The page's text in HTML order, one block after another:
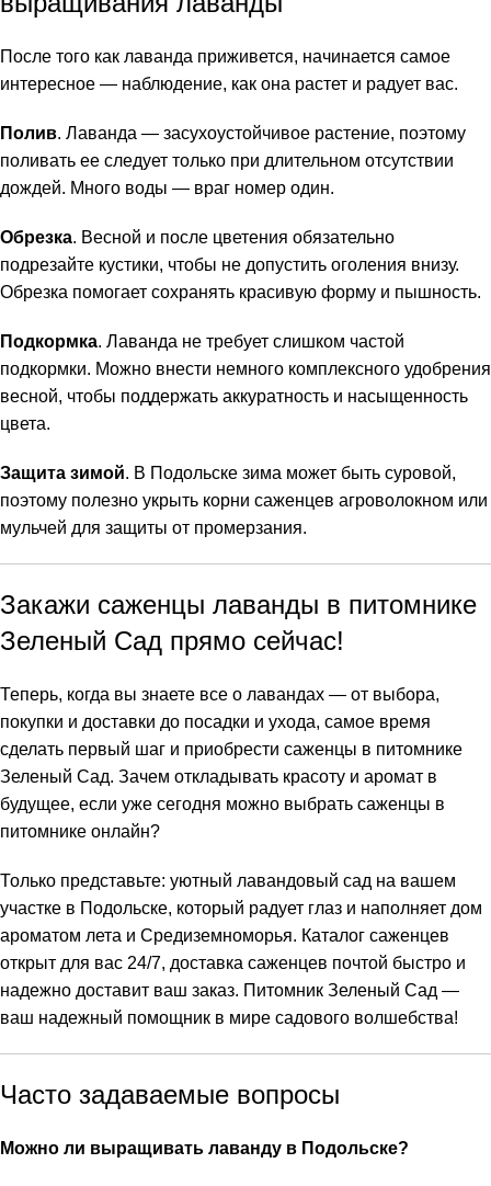
После того как лаванда приживется, начинается самое
интересное — наблюдение, как она растет и радует вас.
Полив. Лаванда — засухоустойчивое растение, поэтому
поливать ее следует только при длительном отсутствии
дождей. Много воды — враг номер один.
Обрезка. Весной и после цветения обязательно
подрезайте кустики, чтобы не допустить оголения внизу.
Обрезка помогает сохранять красивую форму и пышность.
Подкормка. Лаванда не требует слишком частой
подкормки. Можно внести немного комплексного удобрения
весной, чтобы поддержать аккуратность и насыщенность
цвета.
Защита зимой. В Подольске зима может быть суровой,
поэтому полезно укрыть корни саженцев агроволокном или
мульчей для защиты от промерзания.
Закажи саженцы лаванды в питомнике
Зеленый Сад прямо сейчас!
Теперь, когда вы знаете все о лавандах — от выбора,
покупки и доставки до посадки и ухода, самое время
сделать первый шаг и приобрести саженцы в питомнике
Зеленый Сад. Зачем откладывать красоту и аромат в
будущее, если уже сегодня можно выбрать саженцы в
питомнике онлайн?
Только представьте: уютный лавандовый сад на вашем
участке в Подольске, который радует глаз и наполняет дом
ароматом лета и Средиземноморья. Каталог саженцев
открыт для вас 24/7, доставка саженцев почтой быстро и
надежно доставит ваш заказ. Питомник Зеленый Сад —
ваш надежный помощник в мире садового волшебства!
Часто задаваемые вопросы
Можно ли выращивать лаванду в Подольске?